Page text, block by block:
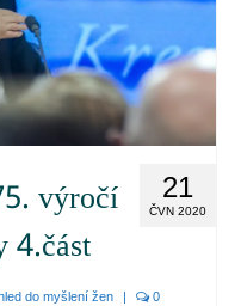
21
ČVN 2020
výročí
4.část
do myšlení žen | 0